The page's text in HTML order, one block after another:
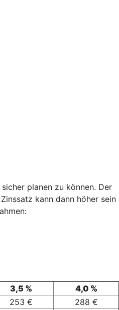
planen zu können. Der
kann dann höher sein
3,5 %
4,0 %
253 €
288 €